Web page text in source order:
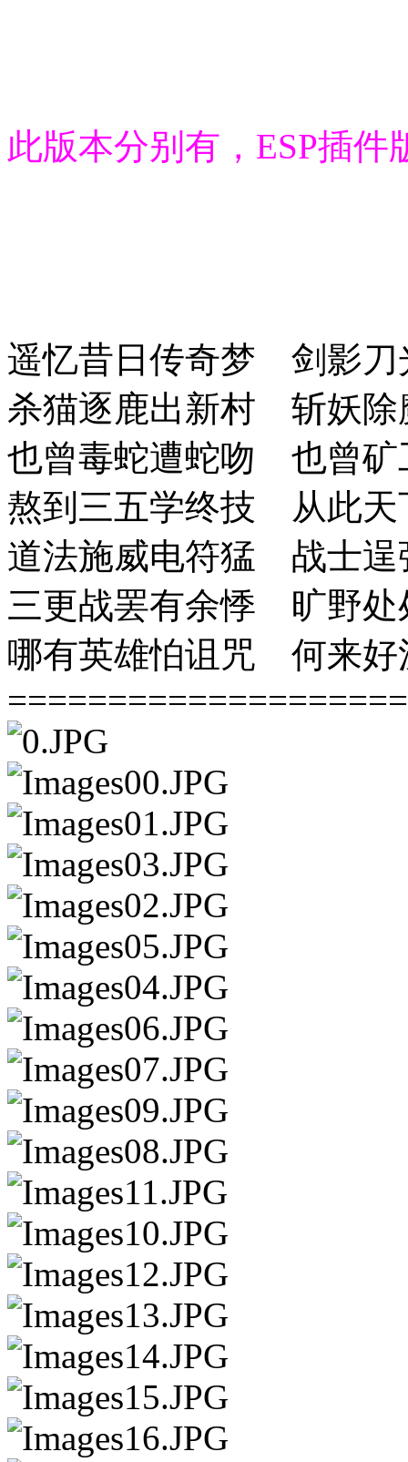
此版本分别有，ESP插
遥忆昔日传奇梦 剑影
杀猫逐鹿出新村 斩妖
也曾毒蛇遭蛇吻 也曾
熬到三五学终技 从此
道法施威电符猛 战士
三更战罢有余悸 旷野
哪有英雄怕诅咒 何来